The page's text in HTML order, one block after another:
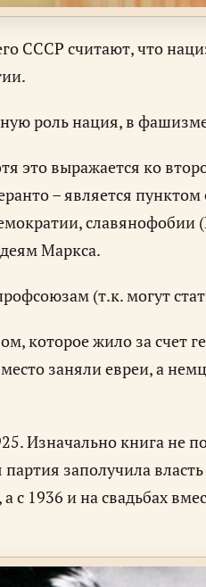
СССР считают, что
роль нация, в
это выражается ко
– является
славянофобии
Маркса.
(т.к. могут
которое жило за счет
заняли евреи, а
Изначально книга не
заполучила
с 1936 и на свадьбах